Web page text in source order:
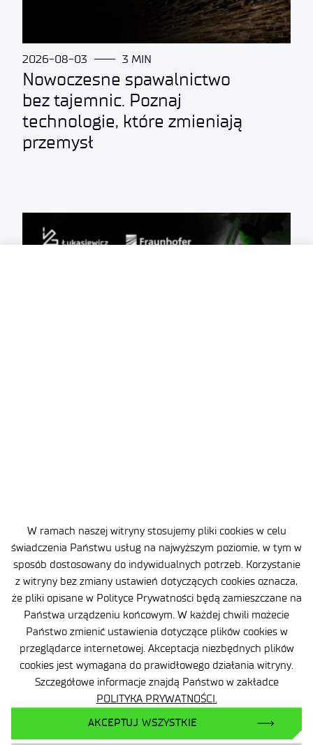
W ramach naszej witryny stosujemy pliki cookies w celu
świadczenia Państwu usług na najwyższym poziomie, w tym w
sposób dostosowany do indywidualnych potrzeb. Korzystanie
z witryny bez zmiany ustawień dotyczących cookies oznacza,
że pliki opisane w Polityce Prywatności będą zamieszczane na
Państwa urządzeniu końcowym. W każdej chwili możecie
Państwo zmienić ustawienia dotyczące plików cookies w
przeglądarce internetowej. Akceptacja niezbędnych plików
cookies jest wymagana do prawidłowego działania witryny.
Szczegółowe informacje znajdą Państwo w zakładce
POLITYKA PRYWATNOŚCI.
AKCEPTUJ WSZYSTKIE
2026-08-03 3 MIN
Nowoczesne spawalnictwo
bez tajemnic. Poznaj
technologie, które zmieniają
przemysł
2026-07-30 3 MIN
Łukasiewicz – GIT partnerem
projektu PolSl Racing.
Wspieramy rozwój elektrycznych